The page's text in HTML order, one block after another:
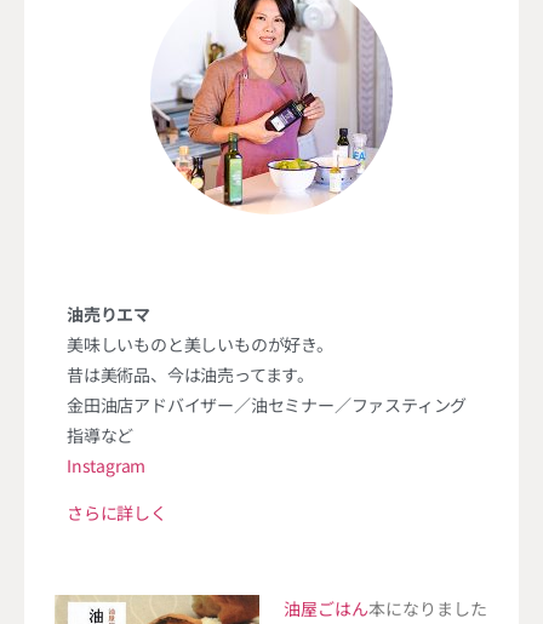
油売りエマ
美味しいものと美しいものが好き。
昔は美術品、今は油売ってます。
金田油店アドバイザー／油セミナー／ファスティング
指導など
Instagram
さらに詳しく
油屋ごはん本になりました